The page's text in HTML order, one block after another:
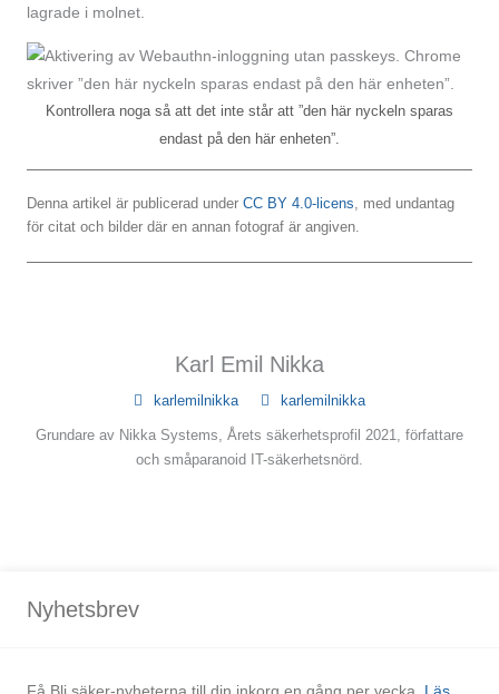
lagrade i molnet.
Kontrollera noga så att det inte står att ”den här nyckeln sparas
endast på den här enheten”.
Denna artikel är publicerad under CC BY 4.0-licens, med undantag
för citat och bilder där en annan fotograf är angiven.
Karl Emil Nikka
karlemilnikka karlemilnikka
Grundare av Nikka Systems, Årets säkerhetsprofil 2021, författare
och småparanoid IT-säkerhetsnörd.
Nyhetsbrev